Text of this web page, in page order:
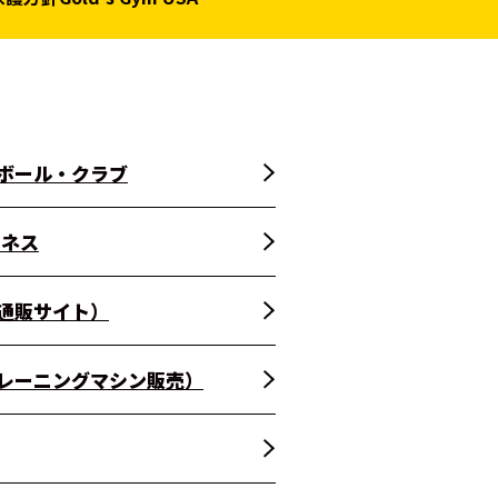
ール・クラブ
ス
サイト）
ニングマシン販売）